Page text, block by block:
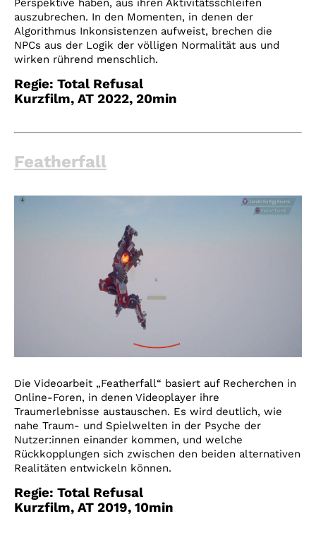
Perspektive haben, aus ihren Aktivitätsschleifen
auszubrechen. In den Momenten, in denen der
Algorithmus Inkonsistenzen aufweist, brechen die
NPCs aus der Logik der völligen Normalität aus und
wirken rührend menschlich.
Regie: Total Refusal
Kurzfilm, AT 2022, 20min
Featherfall
Die Videoarbeit „Featherfall“ basiert auf Recherchen in
Online-Foren, in denen Videoplayer ihre
Traumerlebnisse austauschen. Es wird deutlich, wie
nahe Traum- und Spielwelten in der Psyche der
Nutzer:innen einander kommen, und welche
Rückkopplungen sich zwischen den beiden alternativen
Realitäten entwickeln können.
Regie: Total Refusal
Kurzfilm, AT 2019, 10min